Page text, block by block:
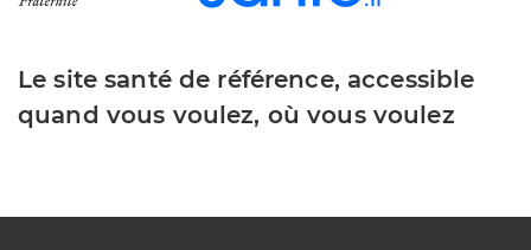
Le site santé de référence, accessible
quand vous voulez, où vous voulez